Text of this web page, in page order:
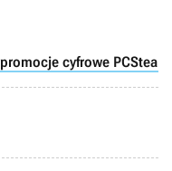
promocje cyfrowe PC